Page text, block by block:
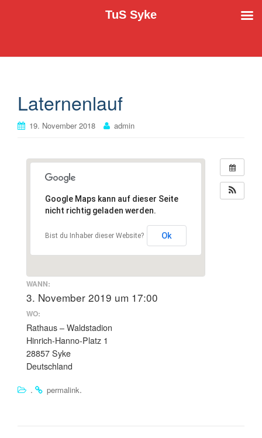
Laternenlauf
19. November 2018 admin
Google Maps kann auf dieser Seite
nicht richtig geladen werden.
Bist du Inhaber dieser Website? Ok
WANN:
3. November 2019 um 17:00
WO:
Rathaus – Waldstadion
Hinrich-Hanno-Platz 1
28857 Syke
Deutschland
.
permalink.
TuS Syke